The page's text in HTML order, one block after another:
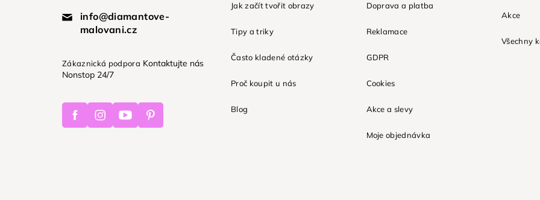
info@diamantove-
malovani.cz
Zákaznická podpora Kontaktujte nás
Nonstop 24/7
FacebookInstagramYoutubePinterest
Jak začít tvořit obrazy
Tipy a triky
Často kladené otázky
Proč koupit u nás
Blog
Doprava a platba
Reklamace
GDPR
Cookies
Akce a slevy
Moje objednávka
Akce
Všechny